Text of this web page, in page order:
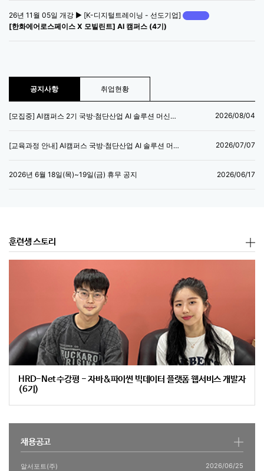
26년 11월 05일 개강 ▶ [K-디지털트레이닝 - 선도기업]
[한화에어로스페이스 X 모빌린트] AI 캠퍼스 (4기)
공지사항 취업현황
[모집중] AI캠퍼스 2기 국방·첨단산업 AI 솔루션 머신러닝 엔지니어 양성과정 2026/08/04
[교육과정 안내] AI캠퍼스 국방·첨단산업 AI 솔루션 머신러닝 엔지니어 양성과정 2026/07/07
2026년 6월 18일(목)~19일(금) 휴무 공지 2026/06/17
훈련생 스토리
HRD-Net 수강평 - 자바&파이썬 빅데이터 플랫폼 웹서비스 개발자
(6기)
채용공고
알서포트(주)
2026/06/25